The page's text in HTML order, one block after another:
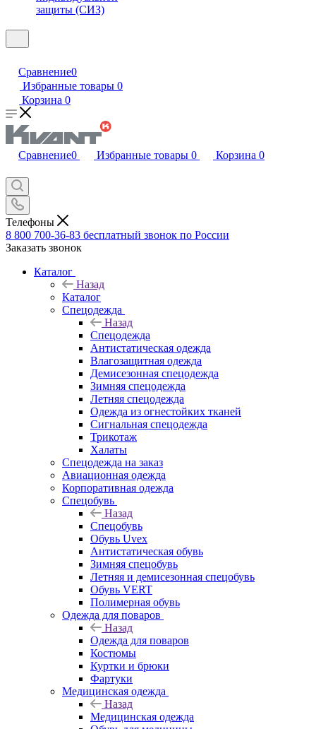
защиты (СИЗ)
Сравнение0
Избранные товары 0
Корзина 0
Сравнение0 Избранные товары 0 Корзина 0
Телефоны
8 800 700-36-83 бесплатный звонок по России
Заказать звонок
Каталог
Назад
Каталог
Спецодежда
Назад
Спецодежда
Антистатическая одежда
Влагозащитная одежда
Демисезонная спецодежда
Зимняя спецодежда
Летняя спецодежда
Одежда из огнестойких тканей
Сигнальная спецодежда
Трикотаж
Халаты
Спецодежда на заказ
Авиационная одежда
Корпоративная одежда
Спецобувь
Назад
Спецобувь
Обувь Uvex
Антистатическая обувь
Зимняя спецобувь
Летняя и демисезонная спецобувь
Обувь VERT
Полимерная обувь
Одежда для поваров
Назад
Одежда для поваров
Костюмы
Куртки и брюки
Фартуки
Медицинская одежда
Назад
Медицинская одежда